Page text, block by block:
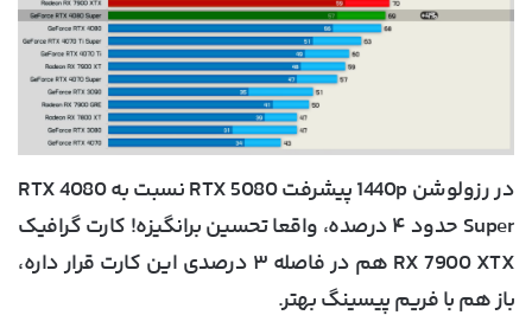
در رزولوشن 1440p پیشرفت RTX 5080 نسبت به RTX 4080
Super حدود ۴ درصده، واقعا تحسین برانگیزه! کارت گرافیک
RX 7900 XTX هم در فاصله ۳ درصدی این کارت قرار داره،
باز هم با فریم پیسینگ بهتر.